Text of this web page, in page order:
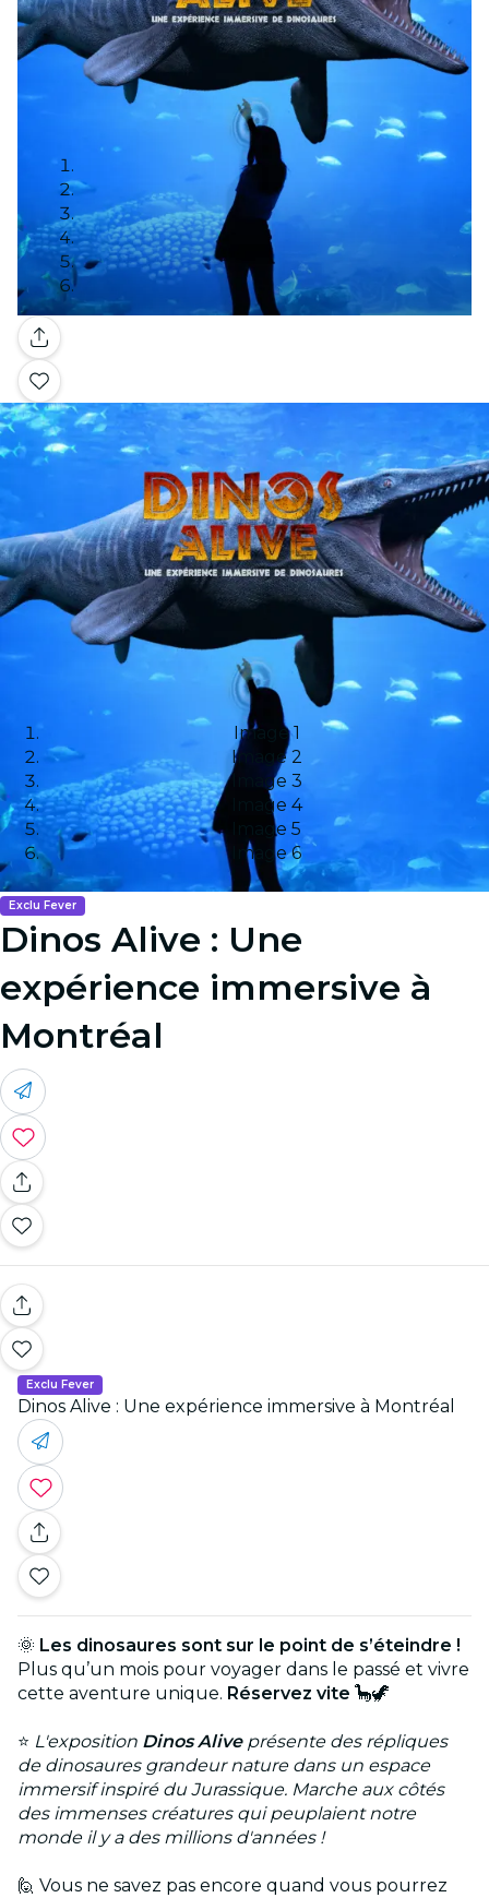
Galerie
Image 1
Image 2
Image 3
Image 4
Image 5
Image 6
Exclu Fever
Dinos Alive : Une
expérience immersive à
Montréal
Exclu Fever
Dinos Alive : Une expérience immersive à Montréal
🌞 Les dinosaures sont sur le point de s’éteindre !
Plus qu’un mois pour voyager dans le passé et vivre
cette aventure unique. Réservez vite 🦕🦖
⭐ L'exposition Dinos Aliveprésente des répliques
de dinosaures grandeur nature dans un espace
immersif inspiré du Jurassique. Marche aux côtés
des immenses créatures qui peuplaient notre
monde il y a des millions d'années !
🙋 Vous ne savez pas encore quand vous pourrez